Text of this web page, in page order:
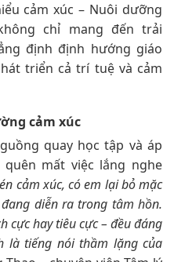
cảm xúc – Nuôi dưỡng
chỉ mang đến trải
định định hướng giáo
triển cả trí tuệ và cảm
cảm xúc
quay học tập và áp
mất việc lắng nghe
cảm xúc, có em lại bỏ mặc
diễn ra trong tâm hồn.
cực hay tiêu cực – đều đáng
là tiếng nói thầm lặng của